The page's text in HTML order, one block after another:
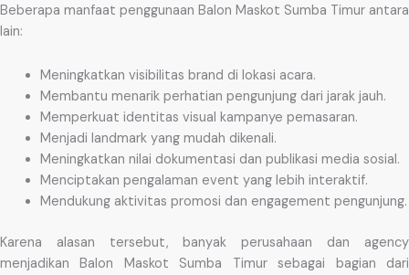
Beberapa manfaat penggunaan Balon Maskot Sumba Timur antara
lain:
Meningkatkan visibilitas brand di lokasi acara.
Membantu menarik perhatian pengunjung dari jarak jauh.
Memperkuat identitas visual kampanye pemasaran.
Menjadi landmark yang mudah dikenali.
Meningkatkan nilai dokumentasi dan publikasi media sosial.
Menciptakan pengalaman event yang lebih interaktif.
Mendukung aktivitas promosi dan engagement pengunjung.
Karena alasan tersebut, banyak perusahaan dan agency
menjadikan Balon Maskot Sumba Timur sebagai bagian dari